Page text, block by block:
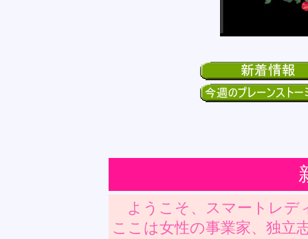
ようこそ、スマートレデ
ここは女性の事業家、独立